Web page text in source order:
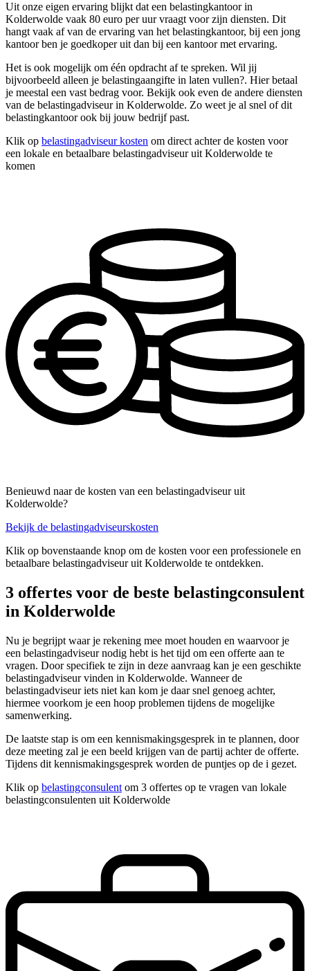
Uit onze eigen ervaring blijkt dat een belastingkantoor in
Kolderwolde vaak 80 euro per uur vraagt voor zijn diensten. Dit
hangt vaak af van de ervaring van het belastingkantoor, bij een jong
kantoor ben je goedkoper uit dan bij een kantoor met ervaring.
Het is ook mogelijk om één opdracht af te spreken. Wil jij
bijvoorbeeld alleen je belastingaangifte in laten vullen?. Hier betaal
je meestal een vast bedrag voor. Bekijk ook even de andere diensten
van de belastingadviseur in Kolderwolde. Zo weet je al snel of dit
belastingkantoor ook bij jouw bedrijf past.
Klik op belastingadviseur kosten om direct achter de kosten voor
een lokale en betaalbare belastingadviseur uit Kolderwolde te
komen
Benieuwd naar de kosten van een belastingadviseur uit
Kolderwolde?
Bekijk de belastingadviseurskosten
Klik op bovenstaande knop om de kosten voor een professionele en
betaalbare belastingadviseur uit Kolderwolde te ontdekken.
3 offertes voor de beste belastingconsulent
in Kolderwolde
Nu je begrijpt waar je rekening mee moet houden en waarvoor je
een belastingadviseur nodig hebt is het tijd om een offerte aan te
vragen. Door specifiek te zijn in deze aanvraag kan je een geschikte
belastingadviseur vinden in Kolderwolde. Wanneer de
belastingadviseur iets niet kan kom je daar snel genoeg achter,
hiermee voorkom je een hoop problemen tijdens de mogelijke
samenwerking.
De laatste stap is om een kennismakingsgesprek in te plannen, door
deze meeting zal je een beeld krijgen van de partij achter de offerte.
Tijdens dit kennismakingsgesprek worden de puntjes op de i gezet.
Klik op belastingconsulent om 3 offertes op te vragen van lokale
belastingconsulenten uit Kolderwolde